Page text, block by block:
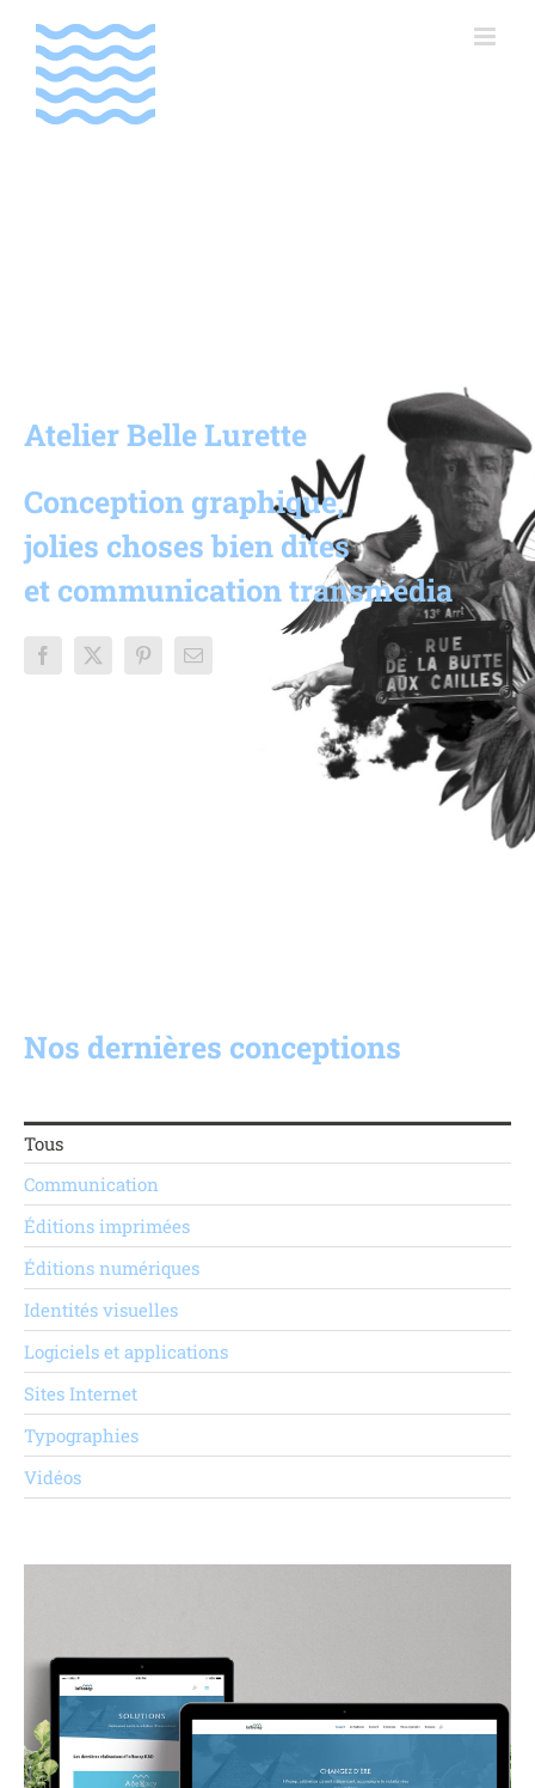
contenu
Atelier Belle Lurette
Conception graphique,
jolies choses bien dites
et communication transmédia
Nos dernières conceptions
Tous
Communication
Éditions imprimées
Éditions numériques
Identités visuelles
Logiciels et applications
Sites Internet
Typographies
Vidéos